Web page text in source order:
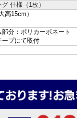
仕様（1枚）
高15cm）
分：ポリカーボネート
ープにて取付